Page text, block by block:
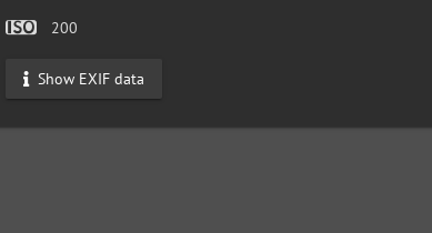
200
Show EXIF data